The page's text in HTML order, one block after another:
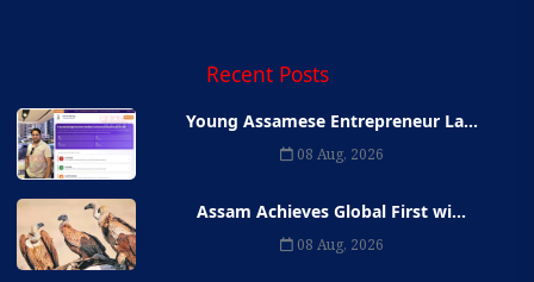
Recent Posts
Young Assamese Entrepreneur La...
08 Aug, 2026
Assam Achieves Global First wi...
08 Aug, 2026